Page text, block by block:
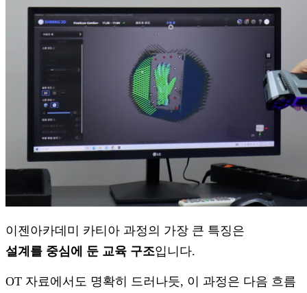
이젠아카데미 카티아 과정의 가장 큰 특징은
설계를 중심에 둔 교육 구조입니다.
OT 자료에서도 명확히 드러나듯, 이 과정은 다음 흐름